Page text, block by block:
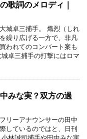
歌詞のメロディ｜
城卓三捕手。 熾烈（しれ
繰り広げる一方で、非凡
われてのコンバート案も
卓三捕手の打撃にはロマ
みな実？双方の過
リーアナウンサーの田中
しているのではと、日刊